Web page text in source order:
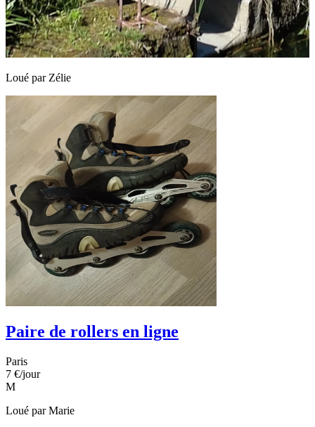
Loué par Zélie
Paire de rollers en ligne
Paris
7 €/jour
M
Loué parMarie